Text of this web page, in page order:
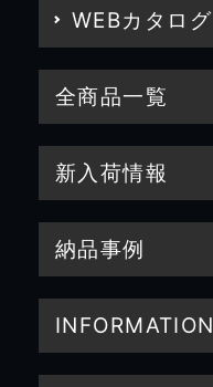
WEBカタログ
全商品一覧
新入荷情報
納品事例
INFORMATION